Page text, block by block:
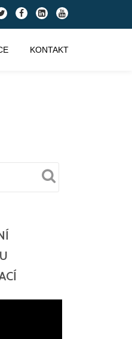
fa-
facebook
fa-
linkedin-
square
fa-
youtube
KONTAKT